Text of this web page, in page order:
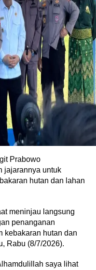
Prabowo
jajarannya untuk
hutan dan lahan
meninjau langsung
penanganan
kebakaran hutan dan
Rabu (8/7/2026).
saya lihat